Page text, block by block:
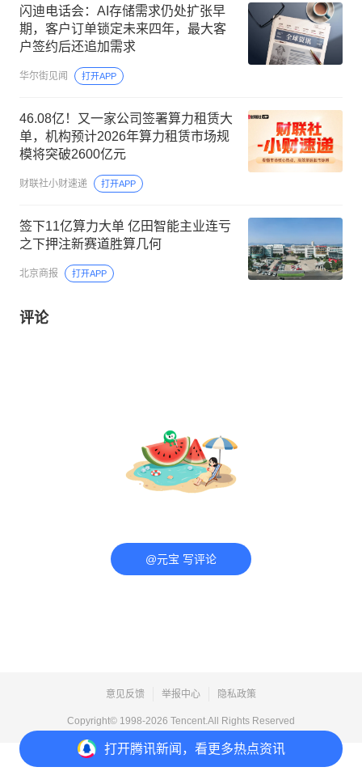
打开腾讯新闻，看更多热点资讯
闪迪电话会：AI存储需求仍处扩张早
期，客户订单锁定未来四年，最大客
户签约后还追加需求
华尔街见闻 打开APP
46.08亿！又一家公司签署算力租赁大
单，机构预计2026年算力租赁市场规
模将突破2600亿元
财联社小财速递 打开APP
签下11亿算力大单 亿田智能主业连亏
之下押注新赛道胜算几何
北京商报 打开APP
评论
@元宝 写评论
意见反馈 举报中心 隐私政策
Copyright© 1998-2026 Tencent.All Rights Reserved